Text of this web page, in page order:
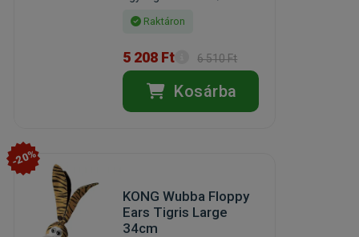
Raktáron
5 208 Ft 6 510 Ft
Kosárba
-20%
KONG Wubba Floppy
Ears Tigris Large
34cm